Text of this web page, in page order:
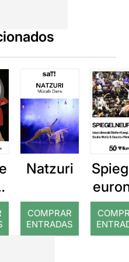
Natzuri
COMPRAR
ENTRADAS